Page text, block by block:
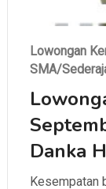
Lowongan
SMA/
Danka
Kesempatan